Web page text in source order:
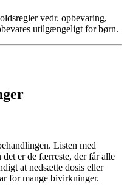
vedr. opbevaring,
utilgængeligt for børn.
Listen med
er de færreste, der får alle
at nedsætte dosis eller
for mange bivirkninger.